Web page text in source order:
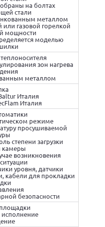
на болтах
стали
металлом
или газовой горелкой
мощности
моделью
зон нагрева
металлом
Италия
Италия
режиме
просушиваемой
степени загрузки
камеры
возникновения
уровня, датчики
кабели для прокладки
безопасности